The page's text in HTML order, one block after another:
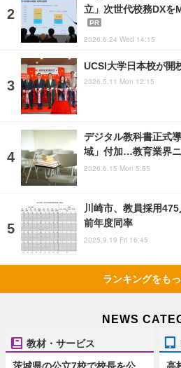
立」次世代校務DX
PR
2026.6.24 Wed 14:15
UCSI大学日本校が開
2026.5.11 Mon 12:15
デジタル教科書正式
域」付加…教育業界
2026.6.15 Mon 5:55
川崎市、教員採用
前年度同率
2025.9.19 Fri 16:45
ランキングをも
NEWS
教材・サービス
茨城県の公立7校で校長を公
高